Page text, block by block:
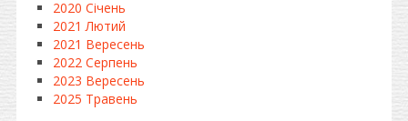
2020 Січень
2021 Лютий
2021 Вересень
2022 Серпень
2023 Вересень
2025 Травень